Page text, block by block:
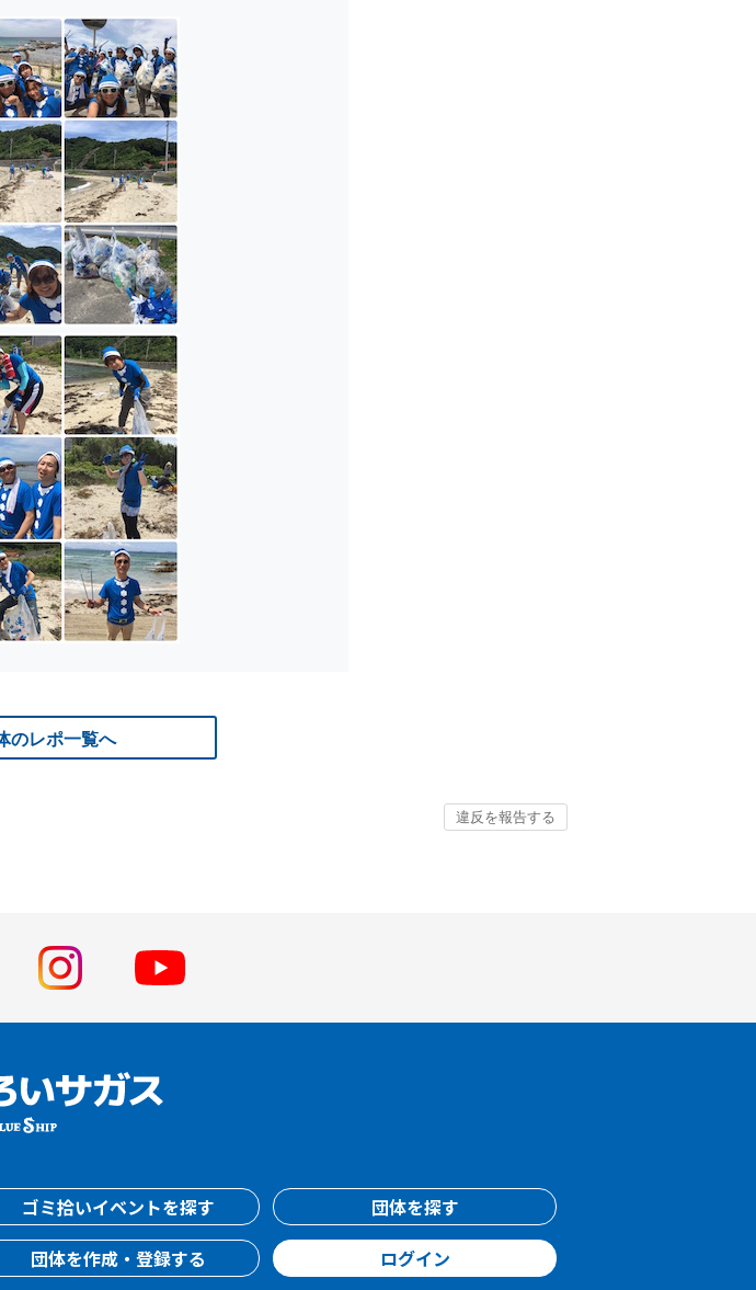
のレポ一覧へ
ゴミ拾いイベントを探す
団体を探す
団体を作成・登録する
ログイン